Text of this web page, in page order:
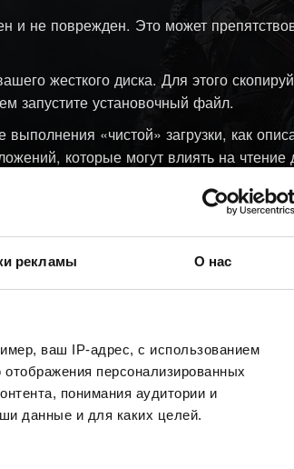
рекламы О нас
ваш IP-адрес, с использованием
персонализированных
понимания аудитории и
данные и для каких целей.
и не поврежден. Это может
жесткого диска. Для этого
запустите установочный файл.
выполнения «чистой» загрузки, как
которые могут влиять на
для вашего дисковода. Найти
или же связавшись с
помогают корректно установить
ПК.
неэффективны или уже
приобритения продукта.